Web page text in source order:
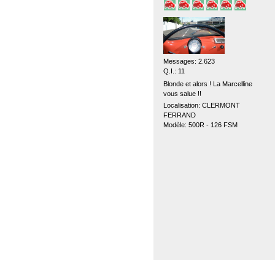
Messages: 2.623
Q.I.: 11
Blonde et alors ! La Marcelline
vous salue !!
Localisation: CLERMONT
FERRAND
Modèle: 500R - 126 FSM